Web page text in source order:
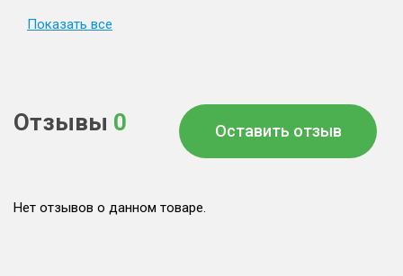
Показать все
Отзывы 0 Оставить отзыв
Нет отзывов о данном товаре.